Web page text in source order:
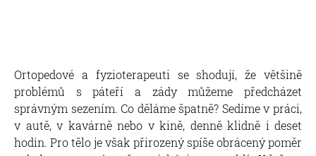
Ortopedové a fyzioterapeuti se shodují, že většině
problémů s páteří a zády můžeme předcházet
správným sezením. Co děláme špatně? Sedíme v práci,
v autě, v kavárně nebo v kině, denně klidně i deset
hodin. Pro tělo je však přirozený spíše obrácený poměr